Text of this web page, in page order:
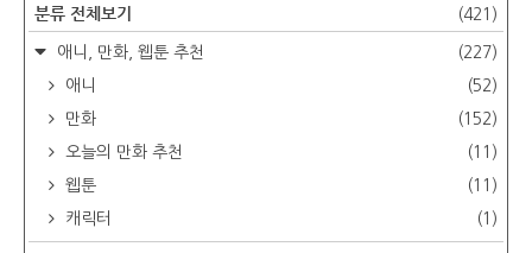
분류 전체보기 (421)
애니, 만화, 웹툰 추천
(227)
애니
(52)
만화
(152)
오늘의 만화 추천
(11)
웹툰
(11)
캐릭터
(1)